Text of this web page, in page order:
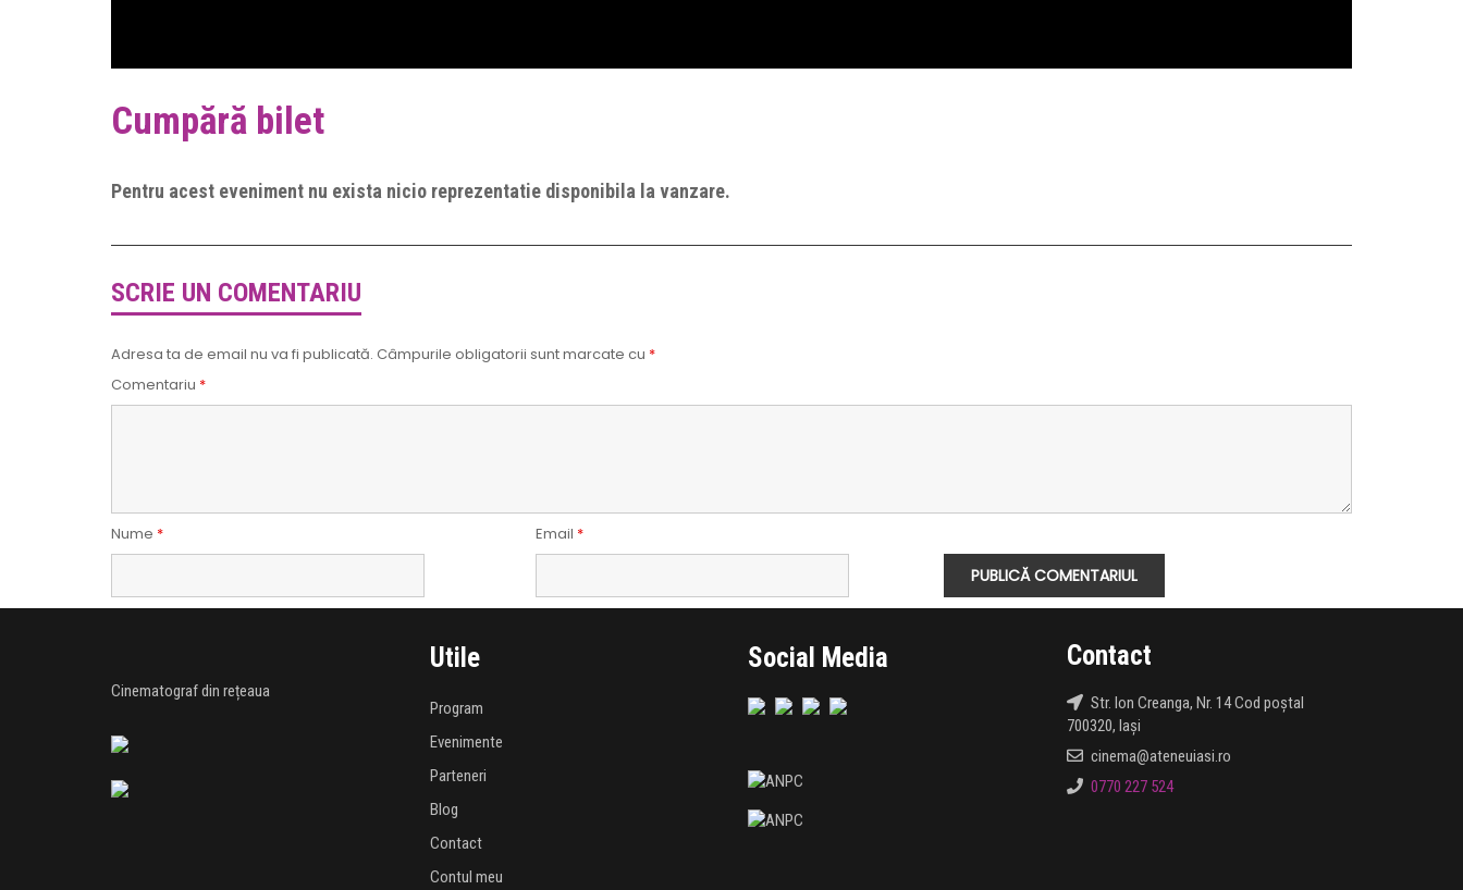
Cumpără bilet
Pentru acest eveniment nu exista nicio reprezentatie disponibila la vanzare.
SCRIE UN COMENTARIU
Adresa ta de email nu va fi publicată. Câmpurile obligatorii sunt marcate cu *
Comentariu *
Nume * Email *
Cinematograf din rețeaua
Utile
Program
Evenimente
Parteneri
Blog
Contact
Contul meu
Social Media Contact
Str. Ion Creanga, Nr. 14 Cod poștal
700320, Iași
cinema@ateneuiasi.ro
0770 227 524